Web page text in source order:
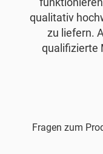
qualitativ
zu liefern.
qualifizierte
Fragen zum